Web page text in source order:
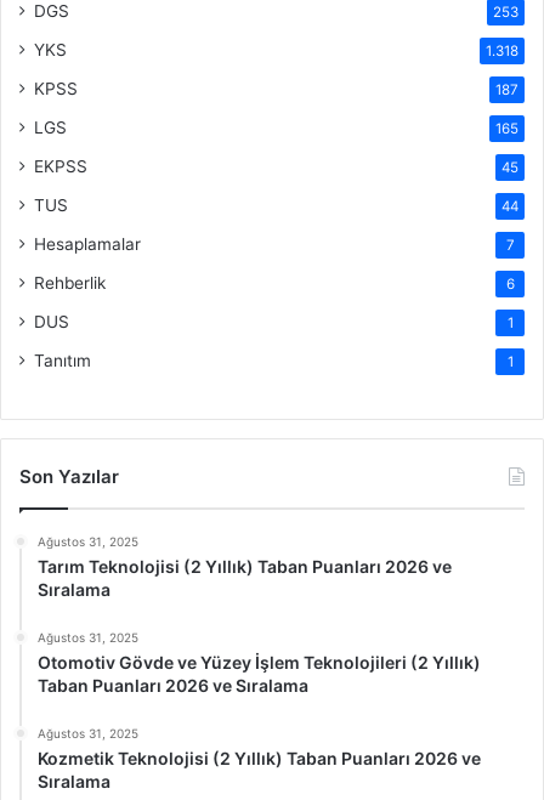
DGS 253
YKS 1.318
KPSS 187
LGS 165
EKPSS 45
TUS 44
Hesaplamalar 7
Rehberlik 6
DUS 1
Tanıtım 1
Son Yazılar
Ağustos 31, 2025
Tarım Teknolojisi (2 Yıllık) Taban Puanları 2026 ve
Sıralama
Ağustos 31, 2025
Otomotiv Gövde ve Yüzey İşlem Teknolojileri (2 Yıllık)
Taban Puanları 2026 ve Sıralama
Ağustos 31, 2025
Kozmetik Teknolojisi (2 Yıllık) Taban Puanları 2026 ve
Sıralama